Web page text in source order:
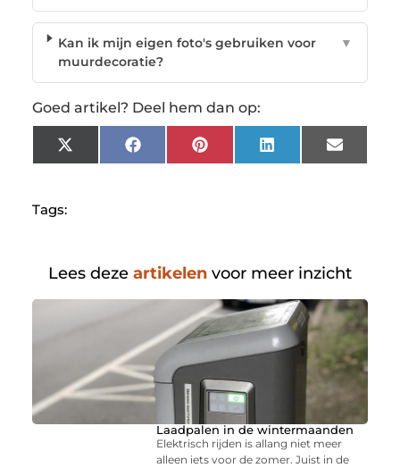
Kan ik mijn eigen foto's gebruiken voor
muurdecoratie?
▼
Goed artikel? Deel hem dan op:
X
(Twitter)
FacebookPinterest LinkedIn Email
Tags:
Lees deze artikelen voor meer inzicht
Laadpalen in de wintermaanden
Elektrisch rijden is allang niet meer
alleen iets voor de zomer. Juist in de